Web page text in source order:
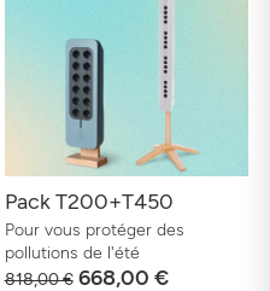
Pack T200+T450
Pour vous protéger des
pollutions de l'été
818,00 €668,00 €